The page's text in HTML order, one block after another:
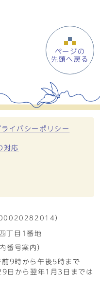
ページの
先頭へ戻る
ライバシーポリシー
対応
）
丁目1番地
番号案内）
9時から午後5時まで
日から翌年1月3日までは